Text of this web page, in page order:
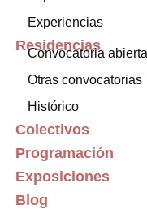
Experiencias
Residencias
Convocatoria abierta
Otras convocatorias
Histórico
Colectivos
Programación
Exposiciones
Blog